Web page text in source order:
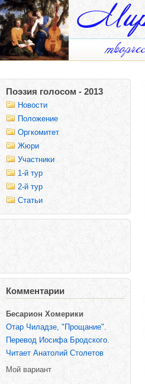
Поэзия голосом - 2013
Новости
Положение
Оргкомитет
Жюри
Участники
1-й тур
2-й тур
Статьи
Комментарии
Бесарион Хомерики
Отар Чиладзе, "Прощание".
Перевод Иосифа Бродского.
Читает Анатолий Столетов
Мой вариант